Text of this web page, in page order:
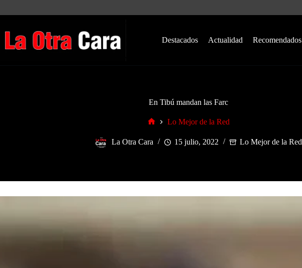
Destacados Actualidad Recomendados
En Tibú mandan las Farc
Lo Mejor de la Red
La Otra Cara 15 julio, 2022 Lo Mejor de la Red